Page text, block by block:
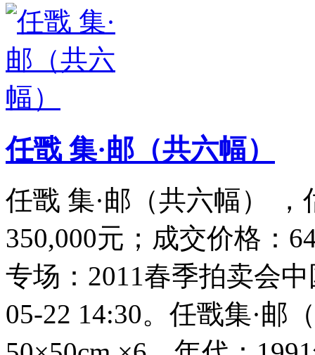
任戬 集·邮（共六幅）
任戬 集·邮（共六幅）
350,000元；成交价格：
专场：2011春季拍卖会
05-22 14:30。任戬集·邮